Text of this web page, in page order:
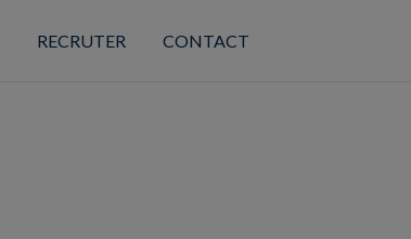
RECRUTER CONTACT